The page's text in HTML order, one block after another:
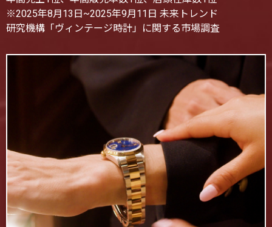
※2025年8月13日~2025年9月11日 未来トレンド
研究機構「ヴィンテージ時計」に関する市場調査